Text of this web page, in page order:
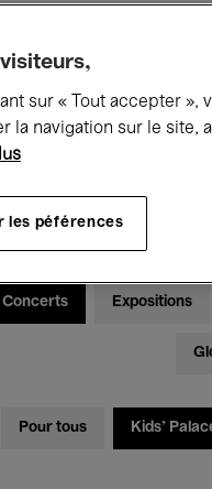
qui
Concerts Expositions
Pour tous Kids’
sur « Tout accepter »,
la navigation sur le site,
les péférences